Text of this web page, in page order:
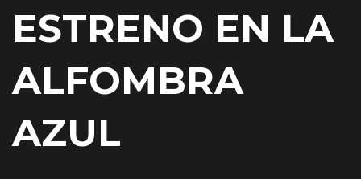
ESTRENO EN LA
ALFOMBRA
AZUL